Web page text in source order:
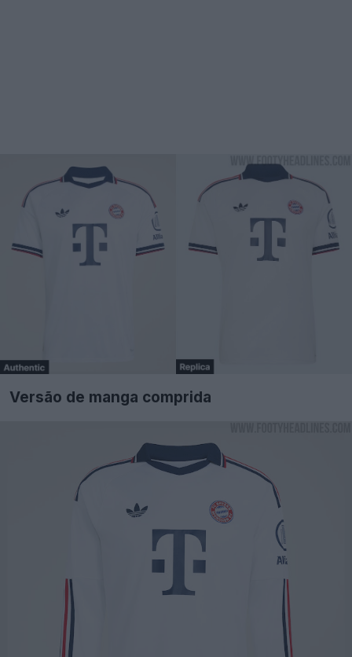
Versão de manga comprida